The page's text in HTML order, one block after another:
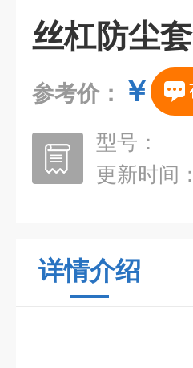
丝杠防尘套
参考价： ￥
型号：
更新时间：
详情介绍